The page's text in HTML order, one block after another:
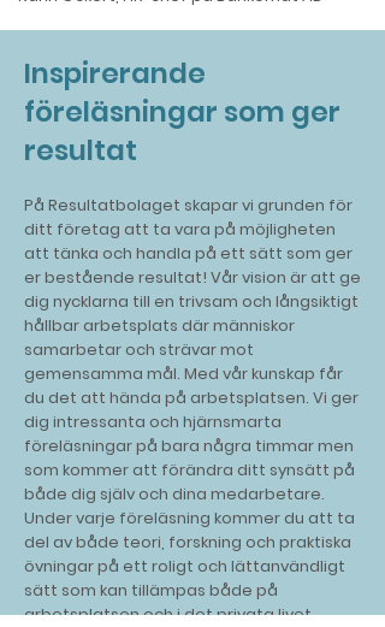
Inspirerande
föreläsningar som ger
resultat
På Resultatbolaget skapar vi grunden för
ditt företag att ta vara på möjligheten
att tänka och handla på ett sätt som ger
er bestående resultat! Vår vision är att ge
dig nycklarna till en trivsam och långsiktigt
hållbar arbetsplats där människor
samarbetar och strävar mot
gemensamma mål. Med vår kunskap får
du det att hända på arbetsplatsen. Vi ger
dig intressanta och hjärnsmarta
föreläsningar på bara några timmar men
som kommer att förändra ditt synsätt på
både dig själv och dina medarbetare.
Under varje föreläsning kommer du att ta
del av både teori, forskning och praktiska
övningar på ett roligt och lättanvändligt
sätt som kan tillämpas både på
arbetsplatsen och i det privata livet.